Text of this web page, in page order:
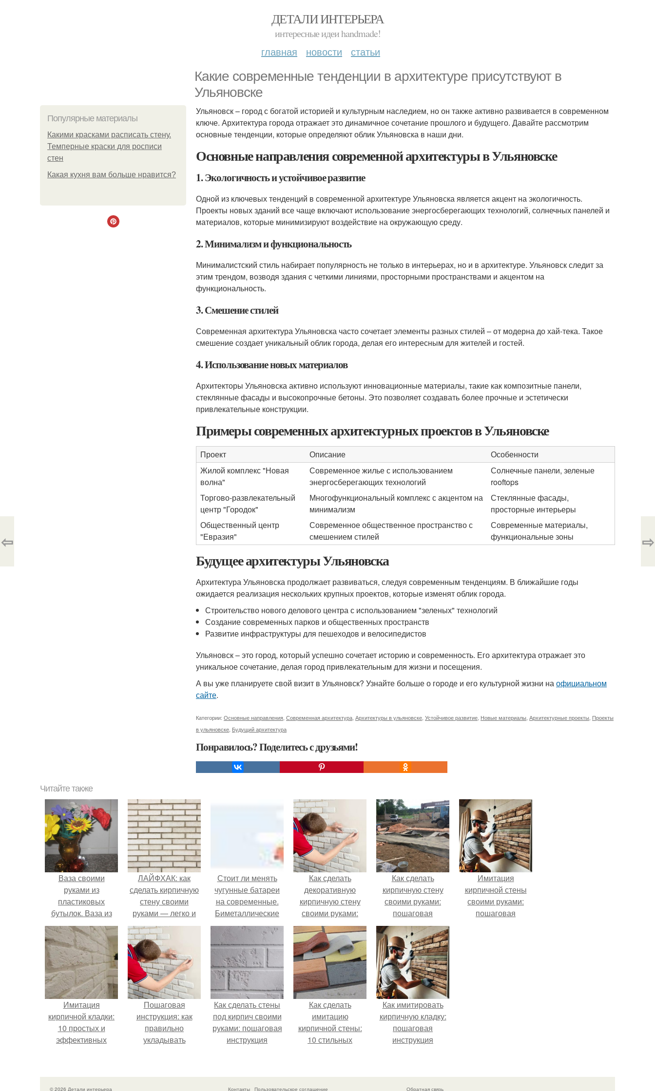
ДЕТАЛИ ИНТЕРЬЕРА
интересные идеи handmade!
главная новости статьи
Какие современные тенденции в архитектуре присутствуют в
Ульяновске
Популярные материалы
Какими красками расписать стену.
Темперные краски для росписи
стен
Какая кухня вам больше нравится?
Ульяновск – город с богатой историей и культурным наследием, но он также активно развивается в современном
ключе. Архитектура города отражает это динамичное сочетание прошлого и будущего. Давайте рассмотрим
основные тенденции, которые определяют облик Ульяновска в наши дни.
Основные направления современной архитектуры в Ульяновске
1. Экологичность и устойчивое развитие
Одной из ключевых тенденций в современной архитектуре Ульяновска является акцент на экологичность.
Проекты новых зданий все чаще включают использование энергосберегающих технологий, солнечных панелей и
материалов, которые минимизируют воздействие на окружающую среду.
2. Минимализм и функциональность
Минималистский стиль набирает популярность не только в интерьерах, но и в архитектуре. Ульяновск следит за
этим трендом, возводя здания с четкими линиями, просторными пространствами и акцентом на
функциональность.
3. Смешение стилей
Современная архитектура Ульяновска часто сочетает элементы разных стилей – от модерна до хай-тека. Такое
смешение создает уникальный облик города, делая его интересным для жителей и гостей.
4. Использование новых материалов
Архитекторы Ульяновска активно используют инновационные материалы, такие как композитные панели,
стеклянные фасады и высокопрочные бетоны. Это позволяет создавать более прочные и эстетически
привлекательные конструкции.
Примеры современных архитектурных проектов в Ульяновске
Проект Описание
Особенности
Жилой комплекс "Новая
волна"
Современное жилье с использованием
энергосберегающих технологий
Солнечные панели, зеленые
rooftops
Торгово-развлекательный
центр "Городок"
Многофункциональный комплекс с акцентом на
минимализм
Стеклянные фасады,
просторные интерьеры
Общественный центр
"Евразия"
Современное общественное пространство с
смешением стилей
Современные материалы,
функциональные зоны
Будущее архитектуры Ульяновска
Архитектура Ульяновска продолжает развиваться, следуя современным тенденциям. В ближайшие годы
ожидается реализация нескольких крупных проектов, которые изменят облик города.
Строительство нового делового центра с использованием "зеленых" технологий
Создание современных парков и общественных пространств
Развитие инфраструктуры для пешеходов и велосипедистов
Ульяновск – это город, который успешно сочетает историю и современность. Его архитектура отражает это
уникальное сочетание, делая город привлекательным для жизни и посещения.
А вы уже планируете свой визит в Ульяновск? Узнайте больше о городе и его культурной жизни наофициальном
сайте.
Категории: Основные направления Современная архитектура Архитектуры в ульяновске Устойчивое развитие Новые материалы Архитектурные проекты Проекты
в ульяновске Будущий архитектура
Понравилось? Поделитесь с друзьями!
⇦ ⇨
Читайте также
Ваза своими
руками из
пластиковых
бутылок. Ваза из
пластиковой
бутылки
ЛАЙФХАК: как
сделать кирпичную
стену своими
руками — легко и
просто
Стоит ли менять
чугунные батареи
на современные.
Биметаллические
батареи
Как сделать
декоративную
кирпичную стену
своими руками:
пошаговая
инструкция
Как сделать
кирпичную стену
своими руками:
пошаговая
инструкция
Имитация
кирпичной стены
своими руками:
пошаговая
Имитация
кирпичной кладки:
10 простых и
эффективных
Пошаговая
инструкция: как
правильно
укладывать
Как сделать стены
под кирпич своими
руками: пошаговая
инструкция
Как сделать
имитацию
кирпичной стены:
10 стильных
Как имитировать
кирпичную кладку:
пошаговая
инструкция
© 2026 Детали интерьера Контакты Пользовательское соглашение Обратная связь